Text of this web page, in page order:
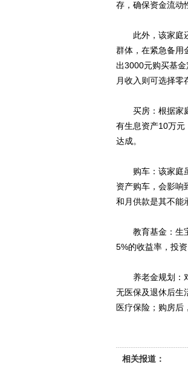
存，确保资金流动
此外，该家庭还
群体，在紧急备用
出3000元购买基
月收入则可选择零
买房：根据家庭
有生息资产10万元
达成。
购车：该家庭虽
资产购车，会影响
和月供款是其不能
教育基金：生宝
5%的收益率，投
养老金规划：对
无医保及退休后生
医疗保险；购房后
相关报道：